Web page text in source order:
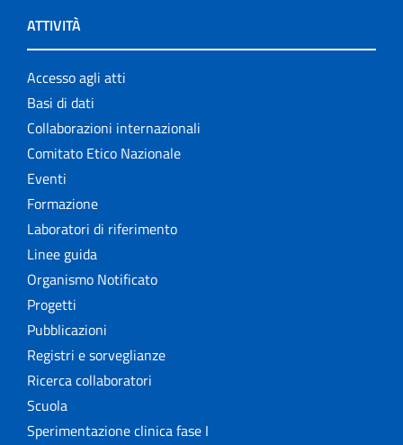
ATTIVITÀ
Accesso agli atti
Basi di dati
Collaborazioni internazionali
Comitato Etico Nazionale
Eventi
Formazione
Laboratori di riferimento
Linee guida
Organismo Notificato
Progetti
Pubblicazioni
Registri e sorveglianze
Ricerca collaboratori
Scuola
Sperimentazione clinica fase I